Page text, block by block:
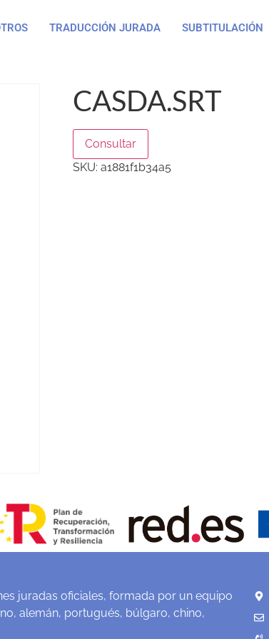
TRADUCCIÓN JURADA SUBTITULACIÓN
CASDA.SRT
Consultar
SKU: a1881f1b34a5
juradas oficiales, formada por un equipo
alemán, portugués, búlgaro, chino,